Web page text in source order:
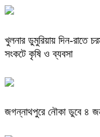
খুলনার ডুমুরিয়ায় দিন-রাতে
সংকটে কৃষি ও ব্যবসা
জগন্নাথপুরে নৌকা ডুবে ৪